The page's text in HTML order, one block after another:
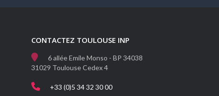
CONTACTEZ TOULOUSE INP
6 allée Emile Monso - BP 34038
31029 Toulouse Cedex 4
+33 (0)5 34 32 30 00